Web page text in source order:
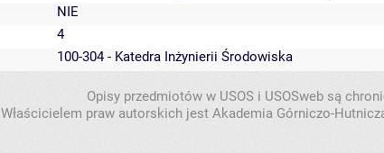
NIE
4
100-304 - Katedra Inżynierii Środowiska
Opisy przedmiotów w USOS i USOSweb są
Właścicielem praw autorskich jest Akademia Górniczo-